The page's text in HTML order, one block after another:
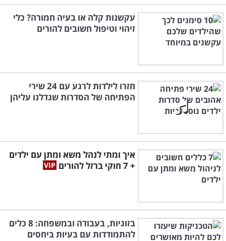
עקשנות קלה או בעיה חמורה? כלי
זיהוי וטיפול חשובים להורים
חזרו לילדות לרגע עם 24 שירי
הפתיחה של הסדרות שגדלנו עליהן
איך ומתי לנהל משא ומתן עם ילדים
+ 7 חוקי ברזל להורים
בזוגיות, בעבודה ובמשפחה: 8 כלים
להתמודדות עם בעיות ביחסים